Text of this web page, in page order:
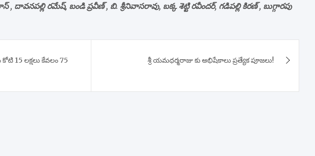
, దావనపల్లి రమేష్, బండి ప్రవీణ్ , బి. శ్రీనివాసరావు, బక్క శెట్టి రవీందర్, గడిపల్లి కిరణ్ , బుగ్గారపు
15 లక్షలు కేవలం 75
శ్రీ యమధర్మరాజు కు అభిషేకాలు ప్రత్యేక పూజలు!